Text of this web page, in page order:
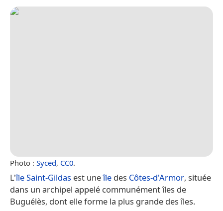
Photo : Syced, CC0.
L'île Saint-Gildas est uneîle des Côtes-d'Armor, située
dans un archipel appelé communément îles de
Buguélès, dont elle forme la plus grande des îles.